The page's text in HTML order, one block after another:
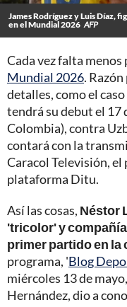
James Rodríguez y Luis Díaz,
en el Mundial 2026 AFP
Cada vez falta menos
Mundial 2026.
detalles, como el caso
tendrá su debut el 17
Colombia), contra
contará con la
Caracol Televisión, el
plataforma Ditu.
Así las cosas, Néstor
'tricolor' y compañía
primer partido en la
programa, 'Blog
miércoles 13 de
Hernández, dio a